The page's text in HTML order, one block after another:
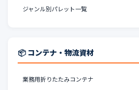
ジャンル別パレット一覧
📦 コンテナ・物流資材
業務用折りたたみコンテナ